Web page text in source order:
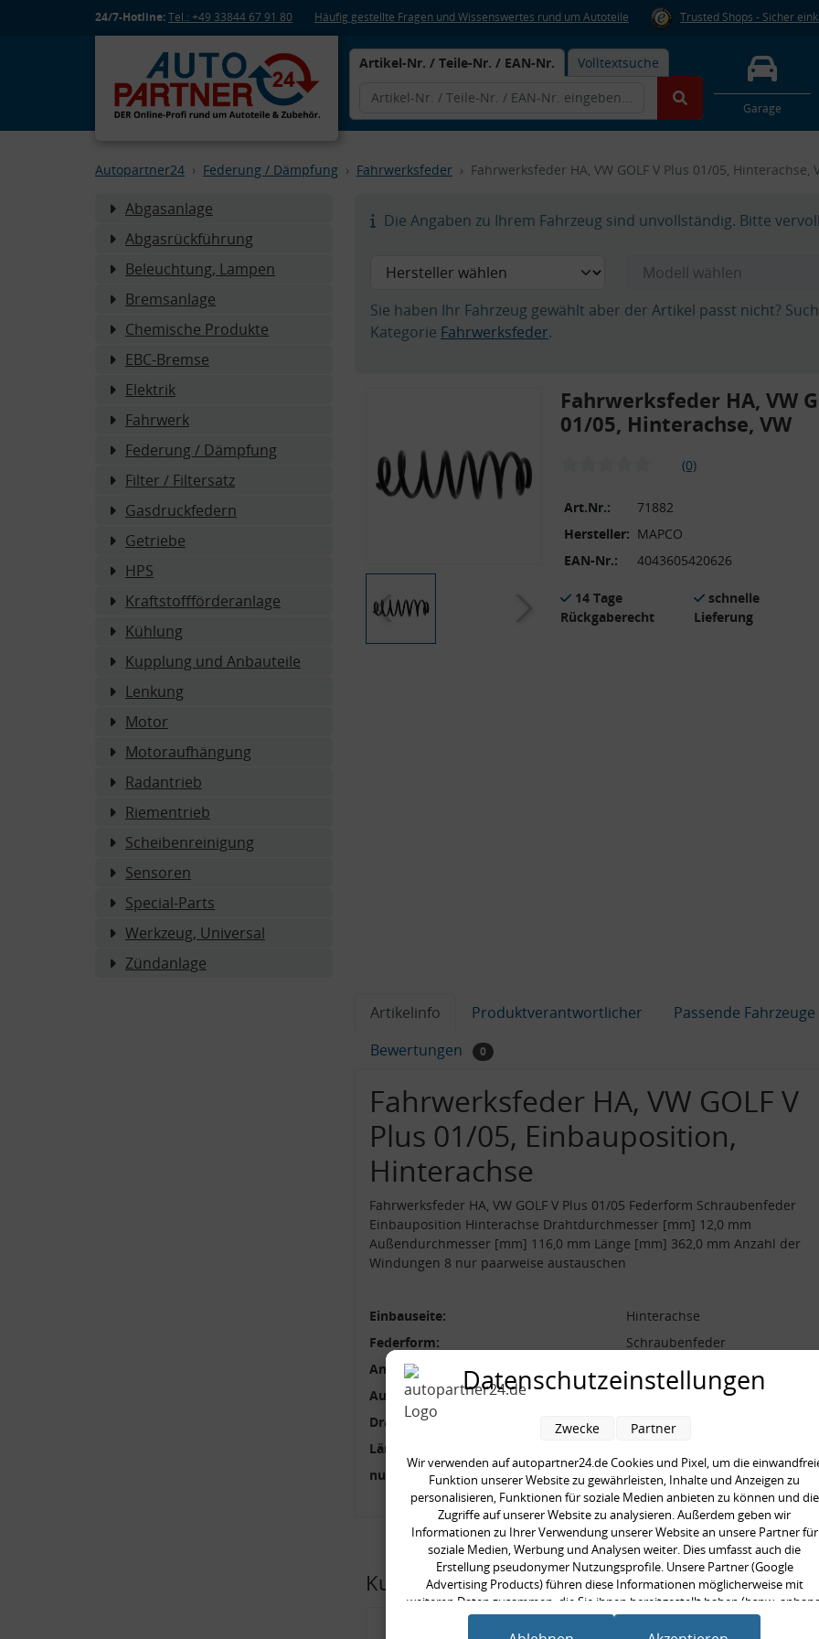
24/7-Hotline:Tel.: +49 33844 67 91 80 Häufig gestellte Fragen und Wissenswertes rund um Autoteile Trusted Shops - Sicher
Artikel-Nr. / Teile-Nr. / EAN-Nr. Volltextsuche
Garage
Autopartner24 Federung / Dämpfung Fahrwerksfeder Fahrwerksfeder HA, VW GOLF V Plus 01/05, Hinterachse,
Abgasanlage
Abgasrückführung
Beleuchtung, Lampen
Bremsanlage
Chemische Produkte
EBC-Bremse
Elektrik
Fahrwerk
Federung / Dämpfung
Filter / Filtersatz
Gasdruckfedern
Getriebe
HPS
Kraftstoffförderanlage
Kühlung
Kupplung und Anbauteile
Lenkung
Motor
Motoraufhängung
Radantrieb
Riementrieb
Scheibenreinigung
Sensoren
Special-Parts
Werkzeug, Universal
Zündanlage
Die Angaben zu Ihrem Fahrzeug sind unvollständig. Bitte
Sie haben Ihr Fahrzeug gewählt aber der Artikel passt nicht?
Kategorie Fahrwerksfeder.
Fahrwerksfeder HA, VW
01/05, Hinterachse, VW
(0)
Art.Nr.:
71882
Hersteller: MAPCO
EAN-Nr.:
4043605420626
14 Tage
Rückgaberecht
schnelle
Lieferung
Artikelinfo Produktverantwortlicher
Passende Fahrzeuge
Bewertungen
0
Fahrwerksfeder HA, VW GOLF V
Plus 01/05, Einbauposition,
Hinterachse
Fahrwerksfeder HA, VW GOLF V Plus 01/05 Federform Schraubenfeder
Einbauposition Hinterachse Drahtdurchmesser [mm] 12,0 mm
Außendurchmesser [mm] 116,0 mm Länge [mm] 362,0 mm Anzahl der
Windungen 8 nur paarweise austauschen
Einbauseite:
Hinterachse
Federform:
Schraubenfeder
Anzahl der Windungen:
8
Außendurchmesser [mm]:
116,0 mm
Drahtdurchmesser [mm]:
12,0 mm
Länge [mm]:
nur paarweise austauschen:
Kunden kauften auch
Datenschutzeinstellungen
Wir verwenden auf autopartner24.de Cookies und Pixel, um die
Funktion unserer Website zu gewährleisten, Inhalte und Anzeigen zu
personalisieren, Funktionen für soziale Medien anbieten zu können und die
Zugriffe auf unserer Website zu analysieren. Außerdem geben wir
Informationen zu Ihrer Verwendung unserer Website an unsere Partner für
soziale Medien, Werbung und Analysen weiter. Dies umfasst auch die
Erstellung pseudonymer Nutzungsprofile. Unsere Partner (Google
Advertising Products) führen diese Informationen möglicherweise mit
weiteren Daten zusammen, die Sie ihnen bereitgestellt haben (bspw.
eines persönlichen Accounts) oder welche sie im Rahmen Ihrer Nutzung der
Zwecke Partner